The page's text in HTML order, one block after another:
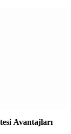
Avantajları